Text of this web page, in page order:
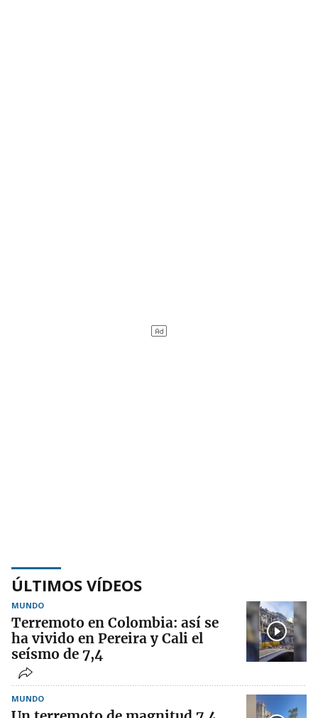
ÚLTIMOS VÍDEOS
MUNDO
Terremoto en Colombia: así se
ha vivido en Pereira y Cali el
seísmo de 7,4
MUNDO